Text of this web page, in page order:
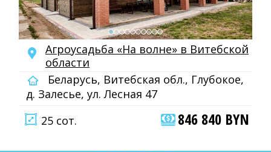
Агроусадьба «На волне» в Витебской
области
Беларусь, Витебская обл., Глубокое,
д. Залесье, ул. Лесная 47
25 сот.
846 840 BYN